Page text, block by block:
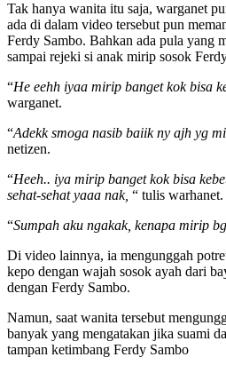
Tak hanya wanita itu saja, warganet
ada di dalam video tersebut pun
Ferdy Sambo. Bahkan ada pula yang
sampai rejeki si anak mirip sosok
“He eehh iyaa mirip banget kok bisa
warganet.
“Adekk smoga nasib baiik ny ajh yg
netizen.
“Heeh.. iya mirip banget kok bisa
sehat-sehat yaaa nak, “ tulis warhanet.
“Sumpah aku ngakak, kenapa mirip
Di video lainnya, ia mengunggah
kepo dengan wajah sosok ayah dari
dengan Ferdy Sambo.
Namun, saat wanita tersebut
banyak yang mengatakan jika suami
tampan ketimbang Ferdy Sambo